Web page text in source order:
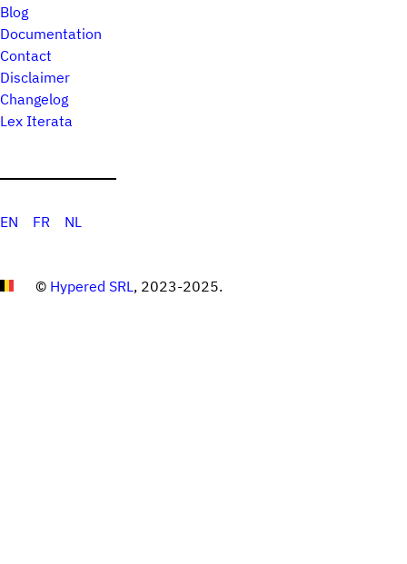
Blog
Documentation
Contact
Disclaimer
Changelog
Lex Iterata
EN FR NL
© Hypered SRL , 2023-2025.